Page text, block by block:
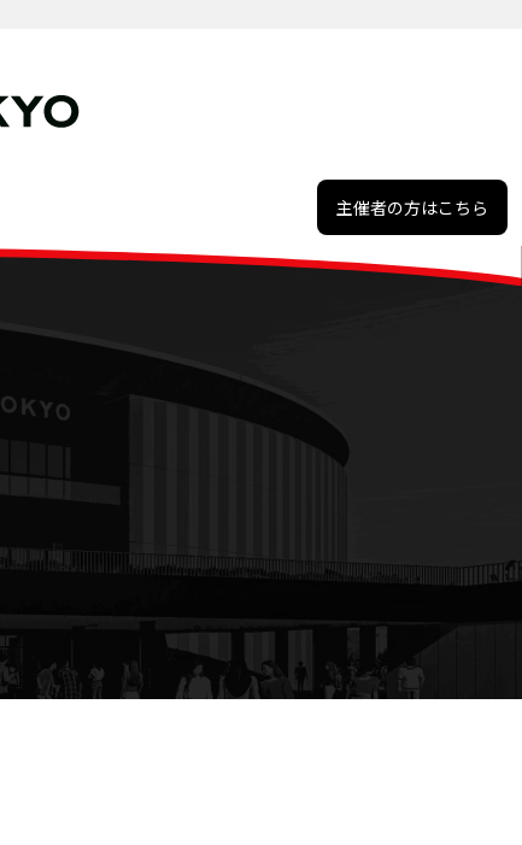
主催者の方はこちら